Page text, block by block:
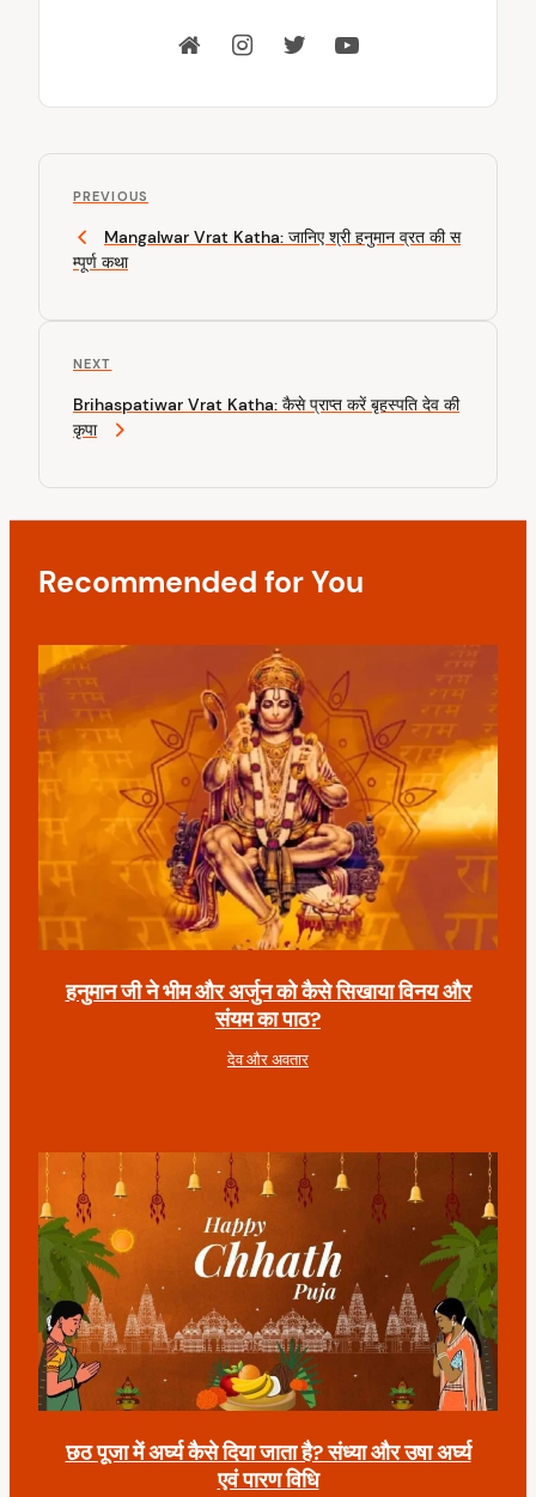
P
n
g
a
i
n
P
v
o
s
P
o
PREVIOUS
Mangalwar Vrat Katha: जानिए श्री हनुमान व्रत की स
म्पूर्ण कथा
N
x
t
o
s
NEXT
Brihaspatiwar Vrat Katha: कैसे प्राप्त करें बृहस्पति देव की
कृपा
Recommended for You
हनुमान जी ने भीम और अर्जुन को कैसे सिखाया विनय और
संयम का पाठ?
देव और अवतार
छठ पूजा में अर्घ्य कैसे दिया जाता है? संध्या और उषा अर्घ्य
एवं पारण विधि